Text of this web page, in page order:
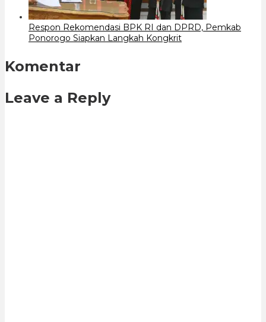
Respon Rekomendasi BPK RI dan DPRD, Pemkab
Ponorogo Siapkan Langkah Kongkrit
Komentar
Leave a Reply